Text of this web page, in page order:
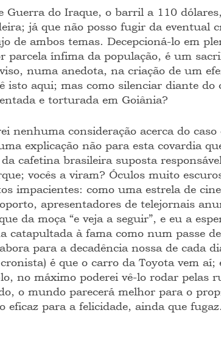
Guerra do Iraque, o barril a 110
já que não posso fugir da eventual
de ambos temas. Decepcioná-lo em
parcela ínfima da população, é um
numa anedota, na criação de um
isto aqui; mas como silenciar diante do
e torturada em Goiânia?
nenhuma consideração acerca do
explicação não para esta covardia
cafetina brasileira suposta
vocês a viram? Óculos muito
impacientes: como uma estrela de
apresentadores de telejornais
da moça “e veja a seguir”, e eu a
catapultada à fama como num passe
para a decadência nossa de cada
é que o carro da Toyota vem aí;
no máximo poderei vê-lo rodar pelas
o mundo parecerá melhor para o
eficaz para a felicidade, ainda que